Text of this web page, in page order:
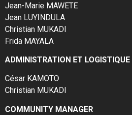
Jean-Marie MAWETE
Jean LUYINDULA
Christian MUKADI
Frida MAYALA
ADMINISTRATION ET LOGISTIQUE
César KAMOTO
Christian MUKADI
COMMUNITY MANAGER